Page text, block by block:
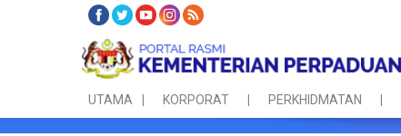
UTAMA KORPORAT PERKHIDMATAN